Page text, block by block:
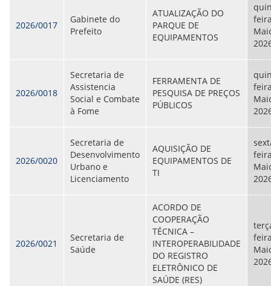
2026/0017
Gabinete do
Prefeito
ATUALIZAÇÃO DO
PARQUE DE
EQUIPAMENTOS
2026/0018
Secretaria de
Assistencia
Social e Combate
à Fome
FERRAMENTA DE
PESQUISA DE PREÇOS
PÚBLICOS
2026/0020
Secretaria de
Desenvolvimento
Urbano e
Licenciamento
AQUISIÇÃO DE
EQUIPAMENTOS DE
TI
2026/0021
Secretaria de
Saúde
ACORDO DE
COOPERAÇÃO
TÉCNICA –
INTEROPERABILIDADE
DO REGISTRO
ELETRÔNICO DE
SAÚDE (RES)